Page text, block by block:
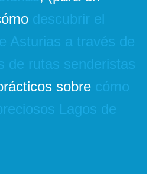
descubrir el
Asturias a través de
de rutas senderistas
sobre cómo
Lagos de